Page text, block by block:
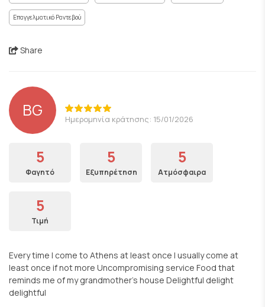
Επαγγελματικό Ραντεβού
Share
BG Ημερομηνία κράτησης: 15/01/2026
5
Φαγητό
5
Εξυπηρέτηση
5
Ατμόσφαιρα
5
Τιμή
Every time I come to Athens at least once I usually come at
least once if not more Uncompromising service Food that
reminds me of my grandmother's house Delightful delight
delightful